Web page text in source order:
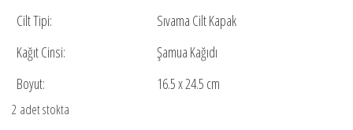
Cilt Tipi:
Sıvama Cilt Kapak
Kağıt Cinsi:
Şamua Kağıdı
Boyut:
16.5 x 24.5 cm
2 adet stokta